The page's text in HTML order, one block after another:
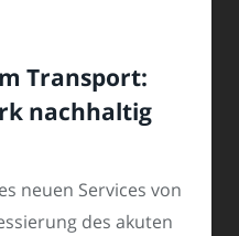
Transport:
nachhaltig
neuen Services von
des akuten